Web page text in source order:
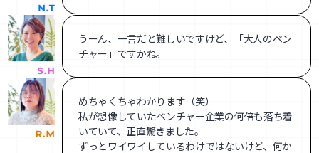
うーん、一言だと難しいですけど、「大人のベン
チャー」ですかね。
めちゃくちゃわかります（笑）
私が想像していたベンチャー企業の何倍も落ち着
いていて、正直驚きました。
ずっとワイワイしているわけではないけど、何か